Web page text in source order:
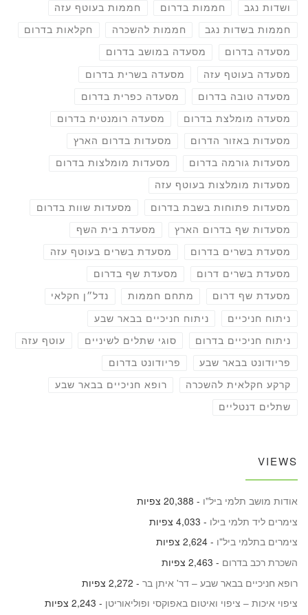
ושדות נגב חממות בדרום חממות בעוטף עזה
חממות בשדות נגב חממות להשכרה חקלאות בדרום
מסעדה בדרום מסעדה במושב בדרום
מסעדה בעוטף עזה מסעדה בשרית בדרום
מסעדה טובה בדרום מסעדה כפרית בדרום
מסעדה מומלצת בדרום מסעדה רומנטית בדרום
מסעדות באזור הדרום מסעדות בדרום הארץ
מסעדות גורמה בדרום מסעדות מומלצות בדרום
מסעדות מומלצות בעוטף עזה
מסעדות פתוחות בשבת בדרום מסעדות שוות בדרום
מסעדות שף בדרום הארץ מסעדת בית השף
מסעדת בשרים בדרום מסעדת בשרים בעוטף עזה
מסעדת בשרים דרום מסעדת שף בדרום
מסעדת שף דרום מתחם חממות נדל״ן חקלאי
ניתוח חניכיים ניתוח חניכיים בבאר שבע
ניתוח חניכיים בדרום סוגי שתלים לשיניים עוטף עזה
פריודונט בבאר שבע פריודונט בדרום
קרקע חקלאית להשכרה רופא חניכיים בבאר שבע
שתלים דנטליים
VIEWS
אודות מושב תלמי ביל"ו - 20,388 צפיות
צימרים ליד תלמי בילו - 4,033 צפיות
צימרים בתלמי ביל"ו - 2,624 צפיות
השכרת רכב בדרום - 2,463 צפיות
רופא חניכיים בבאר שבע – דר' איתן בר - 2,272 צפיות
ציפוי איכות – ציפוי ואיטום באפוקסי ופוליאוריטן - 2,243 צפיות